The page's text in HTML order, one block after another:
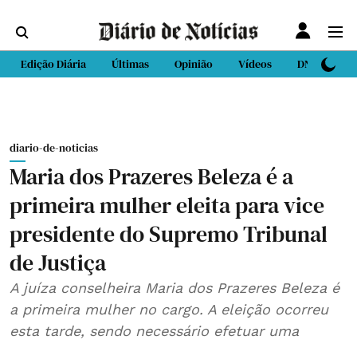
Edição Diária Últimas Opinião Vídeos DN Sport
diario-de-noticias
Maria dos Prazeres Beleza é a
primeira mulher eleita para vice
presidente do Supremo Tribunal
de Justiça
A juíza conselheira Maria dos Prazeres Beleza é
a primeira mulher no cargo. A eleição ocorreu
esta tarde, sendo necessário efetuar uma